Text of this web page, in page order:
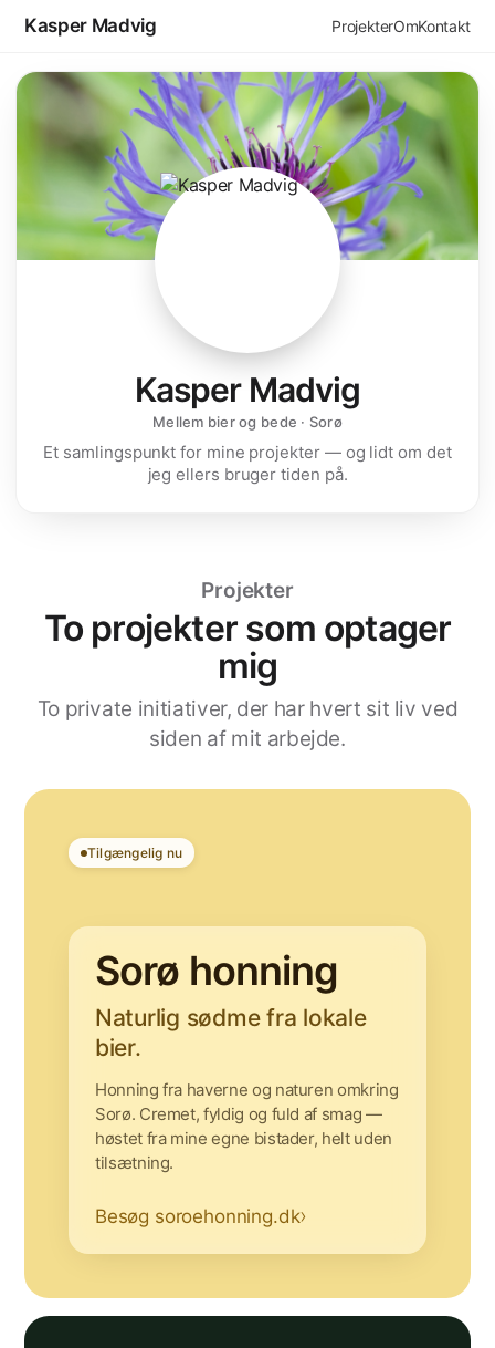
Kasper Madvig ProjekterOmKontakt
Kasper Madvig
Mellem bier og bede · Sorø
Et samlingspunkt for mine projekter — og lidt om det
jeg ellers bruger tiden på.
Projekter
To projekter som optager
mig
To private initiativer, der har hvert sit liv ved
siden af mit arbejde.
Tilgængelig nu
Sorø honning
Naturlig sødme fra lokale
bier.
Honning fra haverne og naturen omkring
Sorø. Cremet, fyldig og fuld af smag —
høstet fra mine egne bistader, helt uden
tilsætning.
Besøg soroehonning.dk